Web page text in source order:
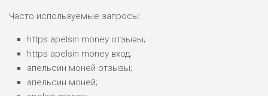
Часто используемые запросы:
https apelsin money отзывы;
https apelsin money вход;
апельсин моней отзывы;
апельсин моней;